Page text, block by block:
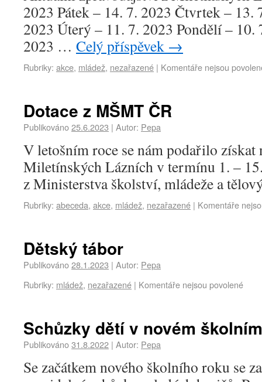
2023 Pátek – 14. 7. 2023 Čtvrtek – 13.
2023 Úterý – 11. 7. 2023 Pondělí – 10.
2023 … Celý příspěvek →
Rubriky: akce, mládež, nezařazené | Komentáře nejsou
Dotace z MŠMT ČR
Publikováno25.6.2023 | Autor: Pepa
V letošním roce se nám podařilo získat
Miletínských Lázních v termínu 1. –
z Ministerstva školství, mládeže a
Rubriky: abeceda, akce, mládež, nezařazené | Komentáře
Dětský tábor
Publikováno28.1.2023 | Autor: Pepa
Rubriky: mládež, nezařazené | Komentáře nejsou povolené
Schůzky dětí v novém
Publikováno31.8.2022 | Autor: Pepa
Se začátkem nového školního roku se